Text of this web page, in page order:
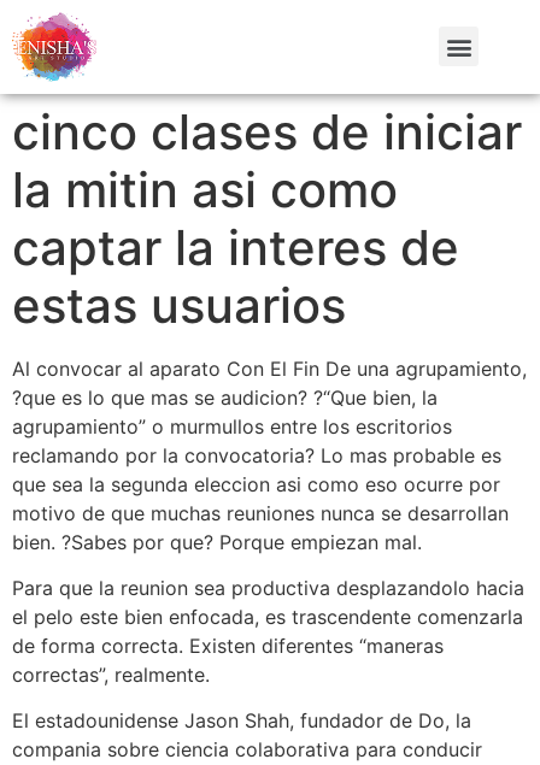
cinco clases de iniciar
la mitin asi­ como
captar la interes de
estas usuarios
Al convocar al aparato Con El Fin De una agrupamiento,
?que es lo que mas se audicion? ?“Que bien, la
agrupamiento” o murmullos entre los escritorios
reclamando por la convocatoria? Lo mas probable es
que sea la segunda eleccion asi­ como eso ocurre por
motivo de que muchas reuniones nunca se desarrollan
bien. ?Sabes por que? Porque empiezan mal.
Para que la reunion sea productiva desplazandolo hacia
el pelo este bien enfocada, es trascendente comenzarla
de forma correcta. Existen diferentes “maneras
correctas”, realmente.
El estadounidense Jason Shah, fundador de Do, la
compania sobre ciencia colaborativa para conducir